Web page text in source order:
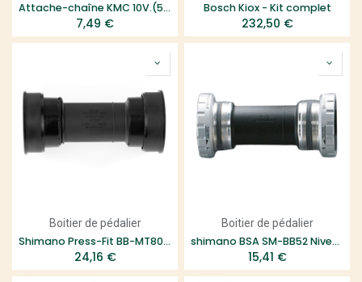
Attache-chaîne KMC 10V.(5.9 mm)
7,49 €
Bosch Kiox - Kit complet
232,50 €
Boitier de pédalier
Shimano Press-Fit BB-MT800 XT 89,5/92mm
24,16 €
Boitier de pédalier
shimano BSA SM-BB52 Niveau Deore
15,41 €